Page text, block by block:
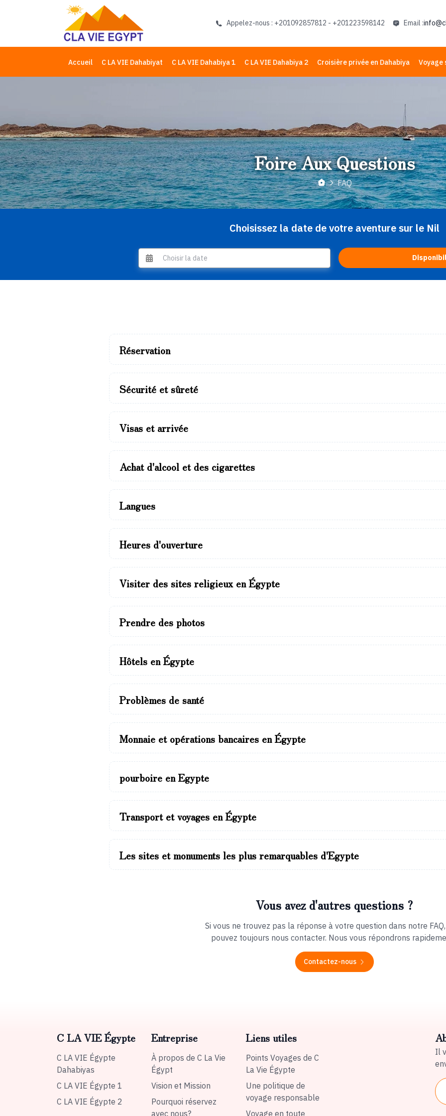
Appelez-nous : +201092857812 - +201223598142 Email :
Accueil C LA VIE Dahabiyat C LA VIE Dahabiya 1 C LA VIE Dahabiya 2 Croisière privée en Dahabiya Voyage
Foire Aux Questions
FAQ
Choisissez la date de votre aventure sur le Nil
Réservation
Sécurité et sûreté
Visas et arrivée
Achat d'alcool et des cigarettes
Langues
Heures d'ouverture
Visiter des sites religieux en Égypte
Prendre des photos
Hôtels en Égypte
Problèmes de santé
Monnaie et opérations bancaires en Égypte
pourboire en Egypte
Transport et voyages en Égypte
Les sites et monuments les plus remarquables d'Egypte
Vous avez d'autres questions ?
Si vous ne trouvez pas la réponse à votre question dans notre
pouvez toujours nous contacter. Nous vous répondrons
Contactez-nous
C LA VIE Égypte
C LA VIE Égypte
Dahabiyas
C LA VIE Égypte 1
C LA VIE Égypte 2
Entreprise
À propos de C La Vie
Égypt
Vision et Mission
Pourquoi réservez
avec nous?
Liens utiles
Points Voyages de C
La Vie Égypte
Une politique de
voyage responsable
Voyage en toute
Il